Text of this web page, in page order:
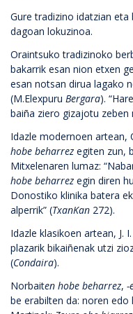
Gure tradizino idatzian
dagoan lokuzinoa.
Oraintsuko tradizinoko
bakarrik esan nion etxen
esan notsan dirua lagako
(M.Elexpuru Bergara).
baiña ziero gizajotu zeben
Idazle modernoen artean,
hobe beharrez egiten zun,
Mitxelenaren lumaz:
hobe beharrez egin diren
Donostiko klinika batera
alperrik” (TxanKan 272).
Idazle klasikoen artean, J.
plazarik bikaiñenak utzi
(Condaira).
Norbaiten hobe beharrez, -
be erabilten da: noren edo